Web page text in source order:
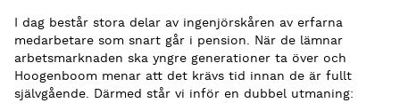
I dag består stora delar av ingenjörskåren av erfarna
medarbetare som snart går i pension. När de lämnar
arbetsmarknaden ska yngre generationer ta över och
Hoogenboom menar att det krävs tid innan de är fullt
självgående. Därmed står vi inför en dubbel utmaning: